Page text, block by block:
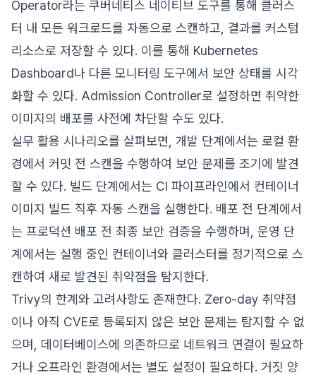
Operator라는 쿠버네티스 네이티브 도구를 통해 클러스
터 내 모든 워크로드를 자동으로 스캔하고, 결과를 커스텀
리소스로 저장할 수 있다. 이를 통해 Kubernetes
Dashboard나 다른 모니터링 도구에서 보안 상태를 시각
화할 수 있다. Admission Controller로 설정하면 취약한
이미지의 배포를 사전에 차단할 수도 있다.
실무 활용 시나리오를 살펴보면, 개발 단계에서는 로컬 환
경에서 커밋 전 스캔을 수행하여 보안 문제를 조기에 발견
할 수 있다. 빌드 단계에서는 CI 파이프라인에서 컨테이너
이미지 빌드 직후 자동 스캔을 실행한다. 배포 전 단계에서
는 프로덕션 배포 전 최종 보안 검증을 수행하며, 운영 단
계에서는 실행 중인 컨테이너와 클러스터를 정기적으로 스
캔하여 새로 발견된 취약점을 탐지한다.
Trivy의 한계와 고려사항도 존재한다. Zero-day 취약점
이나 아직 CVE로 등록되지 않은 보안 문제는 탐지할 수 없
으며, 데이터베이스에 의존하므로 네트워크 연결이 필요하
거나 오프라인 환경에서는 별도 설정이 필요하다. 거짓 양